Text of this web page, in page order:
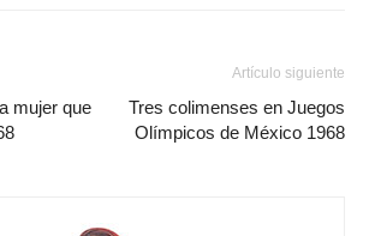
mujer que
Artículo siguiente
Tres colimenses en Juegos
Olímpicos de México 1968